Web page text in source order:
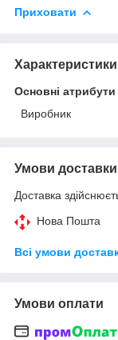
Приховати
Характеристики
Основні атрибути
Виробник
Умови доставки
Доставка
Нова Пошта
Всі умови
Умови оплати